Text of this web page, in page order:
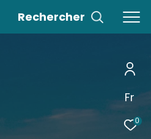
Fr
0
rechercher